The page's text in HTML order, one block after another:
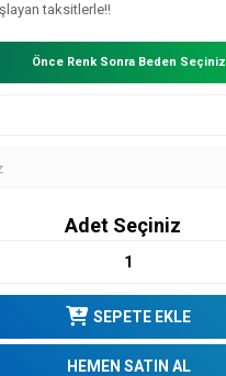
taksitlerle!!
Önce Renk Sonra Beden Seçiniz
Adet Seçiniz
SEPETE EKLE
HEMEN SATIN AL